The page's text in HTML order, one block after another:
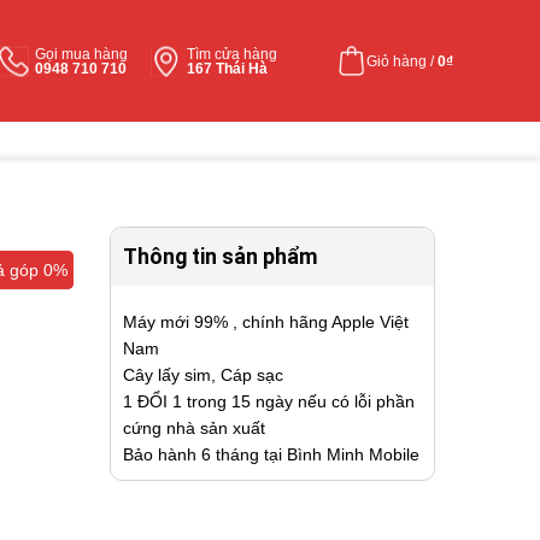
Gọi mua hàng
0948 710 710
Tìm cửa hàng
167 Thái Hà
Giỏ hàng /0₫
góp 0%
góp 0%
Thông tin sản phẩm
Máy mới 99% , chính hãng Apple Việt
Nam
Cây lấy sim, Cáp sạc
1 ĐỔI 1 trong 15 ngày nếu có lỗi phần
cứng nhà sản xuất
Bảo hành 6 tháng tại Bình Minh Mobile